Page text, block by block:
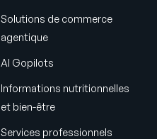
Solutions de commerce
agentique
AI Gopilots
Informations nutritionnelles
et bien-être
Services professionnels